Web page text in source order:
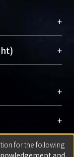
researcher
integrates the
“Academic
+
用性的社會運
著作公開供使
提升研究影響
+
或由第三方贊
者及第三方同
is your
right to
+
+
登入
+
for the following
and